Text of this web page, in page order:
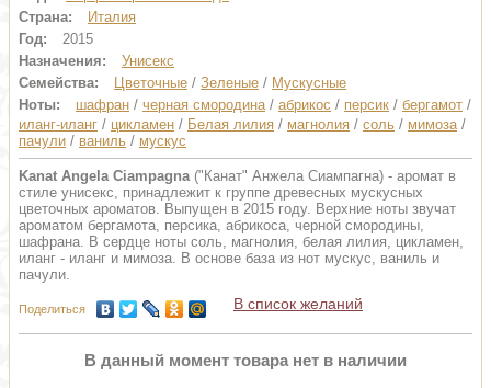
Страна:
Италия
Год:
2015
Назначения:
Унисекс
Семейства:
Цветочные / Зеленые / Мускусные
Ноты:
шафран / черная смородина/ абрикос / персик / бергамот /
иланг-иланг / цикламен / Белая лилия / магнолия / соль / мимоза/
пачули / ваниль / мускус
Kanat Angela Ciampagna("Канат" Анжела Сиампагна) - аромат в
стиле унисекс, принадлежит к группе древесных мускусных
цветочных ароматов. Выпущен в 2015 году. Верхние ноты звучат
ароматом бергамота, персика, абрикоса, черной смородины,
шафрана. В сердце ноты соль, магнолия, белая лилия, цикламен,
иланг - иланг и мимоза. В основе база из нот мускус, ваниль и
пачули.
Поделиться В список желаний
В данный момент товара нет в наличии